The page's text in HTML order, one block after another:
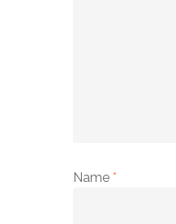
Name *